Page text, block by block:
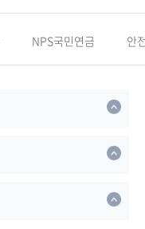
NPS국민연금 안